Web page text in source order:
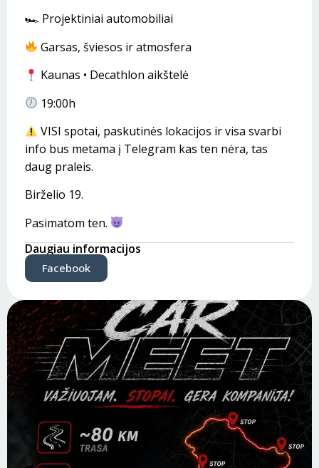
🏎 Projektiniai automobiliai
Garsas, šviesos ir atmosfera
Kaunas • Decathlon aikštelė
19:00h
VISI spotai, paskutinės lokacijos ir visa svarbi
info bus metama į Telegram kas ten nėra, tas
daug praleis.
Birželio 19.
Pasimatom ten.
Daugiau informacijos
Facebook